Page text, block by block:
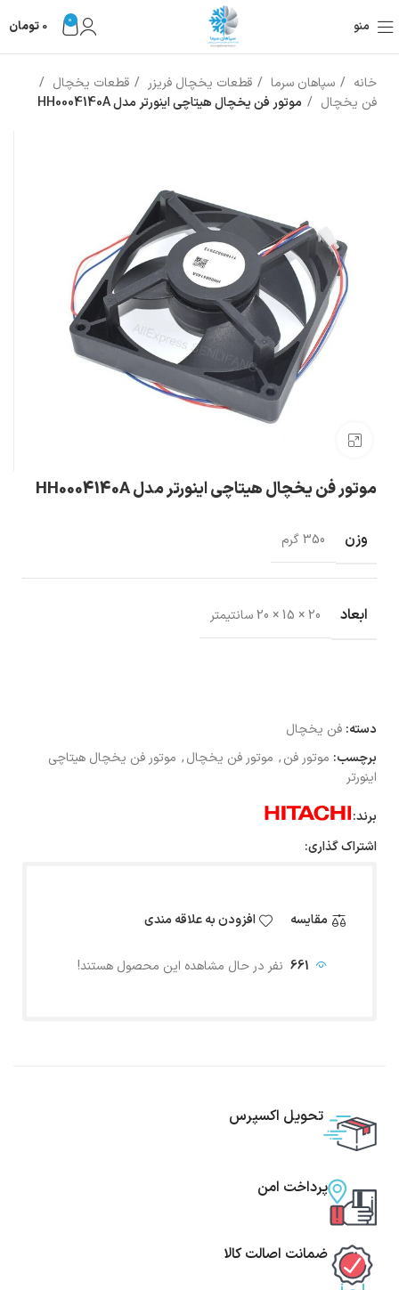
منو 0
0 تومان
خانه سپاهان سرما قطعات یخچال فریزر
قطعات یخچال
فن یخچال
موتور فن یخچال هیتاچی اینورتر مدل HH0004140A
موتور فن یخچال هیتاچی اینورتر مدل HH0004140A
وزن 350 گرم
ابعاد 20 × 15 × 20 سانتیمتر
دسته: فن یخچال
برچسب: موتور فن, موتور فن یخچال, موتور فن یخچال هیتاچی
اینورتر
برند:
اشتراک گذاری:
مقایسه افزودن به علاقه مندی
661 نفر در حال مشاهده این محصول هستند!
تحویل اکسپرس
پرداخت امن
ضمانت اصالت کالا